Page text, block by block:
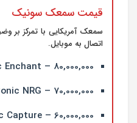
قیمت سمعک سونیک
سمعک آمریکایی با تمرکز بر
اتصال به موبایل.
Enchant – 80,000,000
NRG – 70,000,000
Capture – 60,000,000